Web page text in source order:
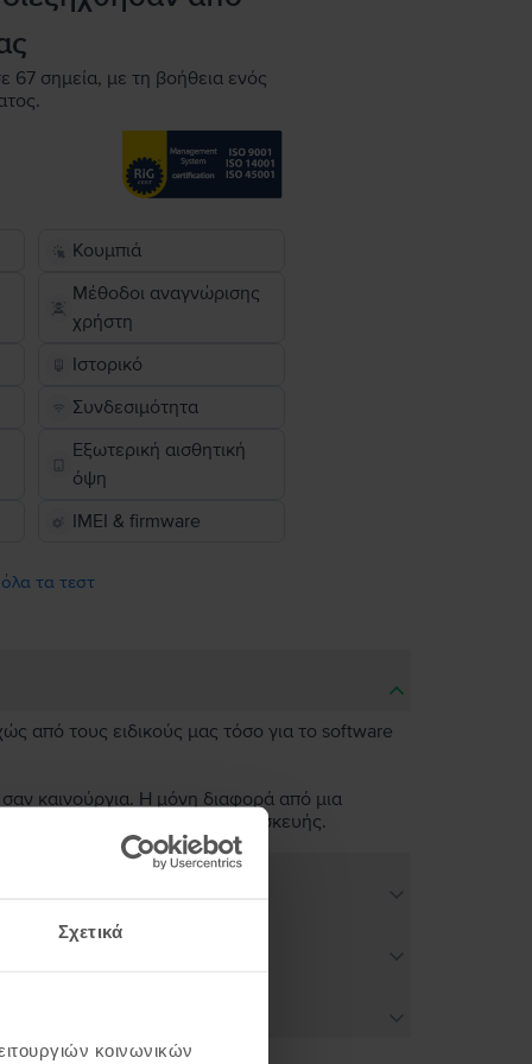
Σχετικά
κοινωνικών
67 σημεία, με τη βοήθεια ενός
Κουμπιά
Μέθοδοι αναγνώρισης
χρήστη
Ιστορικό
Συνδεσιμότητα
Εξωτερική αισθητική
όψη
IMEI & firmware
τα τεστ
από τους ειδικούς μας τόσο για το software
καινούργια. Η μόνη διαφορά από μια
λειτουργικότητα της συσκευής.